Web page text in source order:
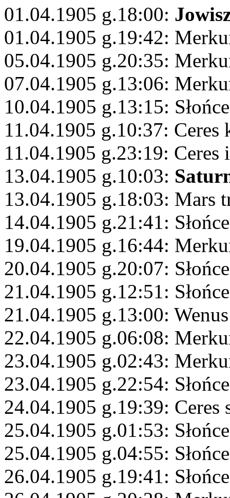
01.04.1905 g.18:00:
01.04.1905 g.19:42:
05.04.1905 g.20:35:
07.04.1905 g.13:06:
10.04.1905 g.13:15:
11.04.1905 g.10:37: Ceres
11.04.1905 g.23:19: Ceres
13.04.1905 g.10:03:
13.04.1905 g.18:03: Mars
14.04.1905 g.21:41:
19.04.1905 g.16:44:
20.04.1905 g.20:07:
21.04.1905 g.12:51:
21.04.1905 g.13:00:
22.04.1905 g.06:08:
23.04.1905 g.02:43:
23.04.1905 g.22:54:
24.04.1905 g.19:39: Ceres
25.04.1905 g.01:53:
25.04.1905 g.04:55:
26.04.1905 g.19:41: